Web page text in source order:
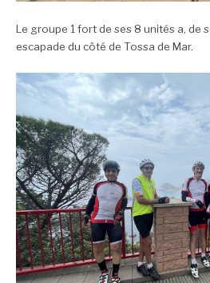
Le groupe 1 fort de ses 8 unités a, de
escapade du côté de Tossa de Mar.